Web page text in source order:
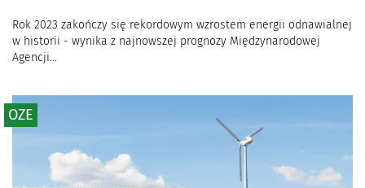
Rok 2023 zakończy się rekordowym wzrostem energii odnawialnej
w historii - wynika z najnowszej prognozy Międzynarodowej
Agencji...
OZE